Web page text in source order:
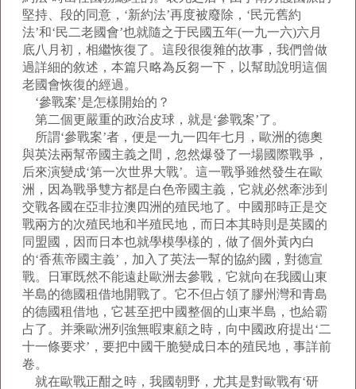
堅持、段的同意，‘新約法’再度被廢除，‘民元舊約
法’和‘民二老國會’也就隨之于民國五年(一九一六)六月
底八月初，相繼恢復了。這段很復雜的故事，我們曾做
過詳細的敘述，本篇只略為反芻一下，以幫助說明這個
老國會恢復的經過。
‘參戰案’是怎樣開始的？
第二個更嚴重的政治皮球，就是‘參戰案’了。
所謂‘參戰案’者，便是一九一四年七月，歐洲的德奧
與英法兩幫帝國主義之間，忽然爆發了一場國際戰爭，
后來演變成‘第一次世界大戰’。這一戰爭雖然發生在歐
洲，因為戰爭雙方都是白色帝國主義，它就必然牽涉到
交戰各國在亞非拉澳四洲的殖民地了。中國那時正是交
戰兩方的次殖民地和半殖民地，而日本其時則是英國的
同盟國，因而日本也就學模學樣的，做了個外黃內白
的‘香蕉帝國主義’，加入了英法一幫的協約國，對德宣
戰。日軍既然不能遠赴歐洲去參戰，它就向在我國山東
半島的德國租借地開戰了。它不但占領了膠州灣和青島
的德國租借地，它甚至把中國整個的山東半島，也給霸
占了。并乘歐洲列強無暇東顧之時，向中國政府提出‘二
十一條要求’，要把中國干脆變成日本的殖民地，事詳前
卷。
就在歐戰正酣之時，我國朝野，尤其是對歐戰有‘研